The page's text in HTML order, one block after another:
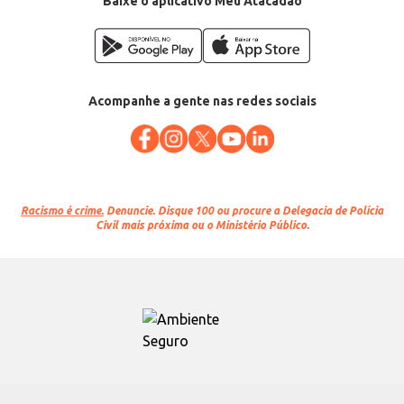
Acompanhe a gente nas redes sociais
Racismo é crime. Denuncie. Disque 100 ou procure a Delegacia de Polícia
Civil mais próxima ou o Ministério Público.